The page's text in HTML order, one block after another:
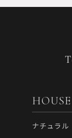
ナチュラル